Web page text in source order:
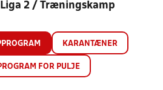
Liga 2 / Træningskamp
KARANTÆNER
FOR PULJE